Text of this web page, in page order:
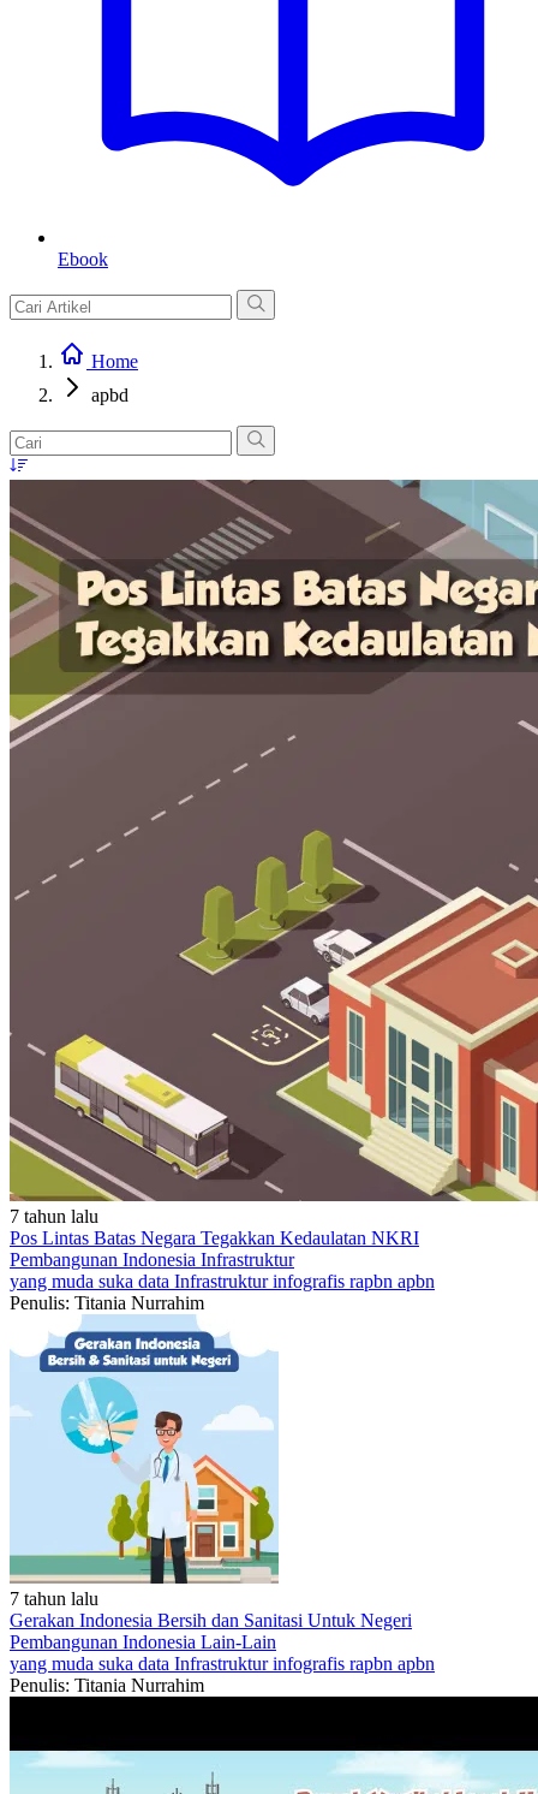
Ebook
Home
apbd
7 tahun lalu
Pos Lintas Batas Negara Tegakkan Kedaulatan NKRI
Pembangunan Indonesia Infrastruktur
yang muda suka data Infrastrukturinfografis rapbn apbn
Penulis: Titania Nurrahim
7 tahun lalu
Gerakan Indonesia Bersih dan Sanitasi Untuk Negeri
Pembangunan Indonesia Lain-Lain
yang muda suka data Infrastrukturinfografis rapbn apbn
Penulis: Titania Nurrahim